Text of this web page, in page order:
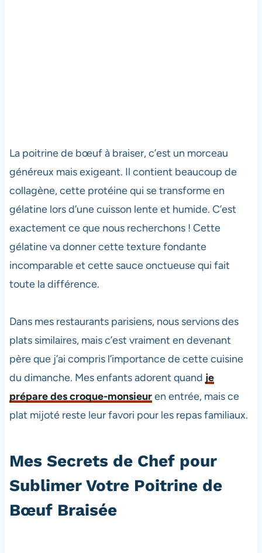
La poitrine de bœuf à braiser, c’est un morceau
généreux mais exigeant. Il contient beaucoup de
collagène, cette protéine qui se transforme en
gélatine lors d’une cuisson lente et humide. C’est
exactement ce que nous recherchons ! Cette
gélatine va donner cette texture fondante
incomparable et cette sauce onctueuse qui fait
toute la différence.
Dans mes restaurants parisiens, nous servions des
plats similaires, mais c’est vraiment en devenant
père que j’ai compris l’importance de cette cuisine
du dimanche. Mes enfants adorent quand je
prépare des croque-monsieuren entrée, mais ce
plat mijoté reste leur favori pour les repas familiaux.
Mes Secrets de Chef pour
Sublimer Votre Poitrine de
Bœuf Braisée